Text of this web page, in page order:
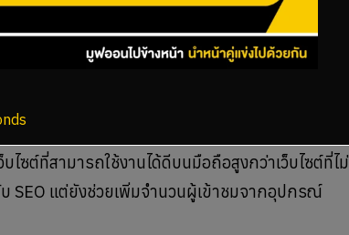
พื่อทดสอบความเร็วของเว็บไซต์และปรับปรุงในส่วนที่ช้า
เป็น
าก ปัจจุบัน Google ให้ความสำคัญกับเว็บไซต์ที่
ซต์ที่สามารถใช้งานได้ดีบนมือถือสูงกว่าเว็บไซต์ที่ไม่
SEO แต่ยังช่วยเพิ่มจำนวนผู้เข้าชมจากอุปกรณ์